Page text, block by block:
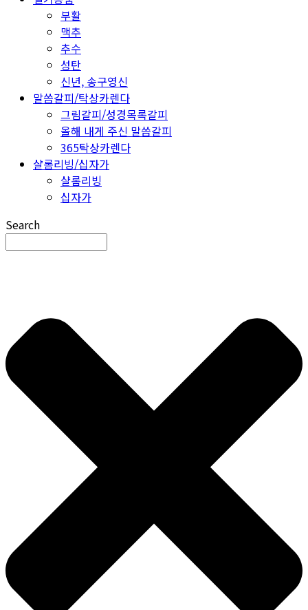
부활
맥추
추수
성탄
신년, 송구영신
말씀갈피/탁상카렌다
그림갈피/성경목록갈피
올해 내게 주신 말씀갈피
365탁상카렌다
샬롬리빙/십자가
샬롬리빙
십자가
Search